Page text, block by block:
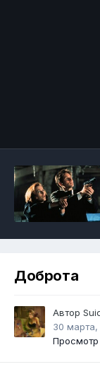
Доброта
Автор
30 марта,